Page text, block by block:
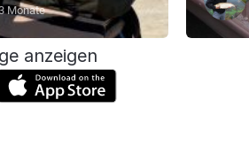
Monate
anzeigen